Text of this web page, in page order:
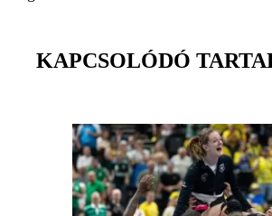
KAPCSOLÓDÓ